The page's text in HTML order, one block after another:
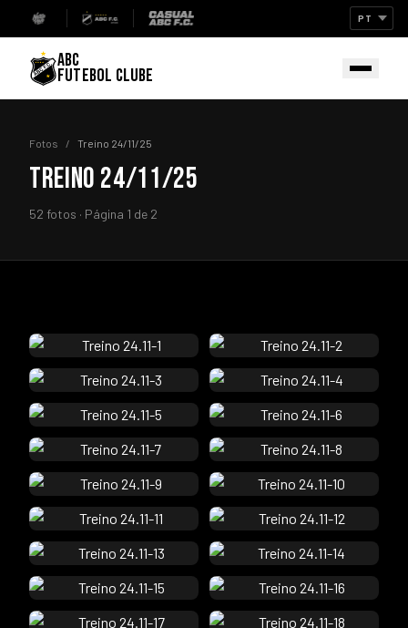
ABC
FUTEBOL CLUBE
Fotos / Treino 24/11/25
TREINO 24/11/25
52 fotos · Página 1 de 2